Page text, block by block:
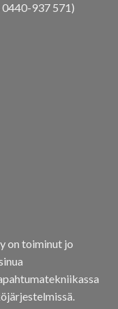
937 571)
on toiminut jo